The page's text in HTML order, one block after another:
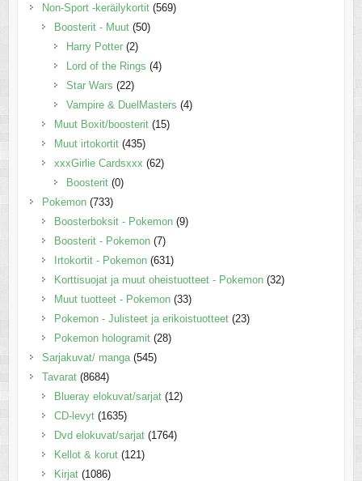
Non-Sport -keräilykortit (569)
Boosterit - Muut (50)
Harry Potter (2)
Lord of the Rings (4)
Star Wars (22)
Vampire & DuelMasters (4)
Muut Boxit/boosterit (15)
Muut irtokortit (435)
xxxGirlie Cardsxxx (62)
Boosterit (0)
Pokemon (733)
Boosterboksit - Pokemon (9)
Boosterit - Pokemon (7)
Irtokortit - Pokemon (631)
Korttisuojat ja muut oheistuotteet - Pokemon (32)
Muut tuotteet - Pokemon (33)
Pokemon - Julisteet ja erikoistuotteet (23)
Pokemon hologramit (28)
Sarjakuvat/ manga (545)
Tavarat (8684)
Blueray elokuvat/sarjat (12)
CD-levyt (1635)
Dvd elokuvat/sarjat (1764)
Kellot & korut (121)
Kirjat (1086)